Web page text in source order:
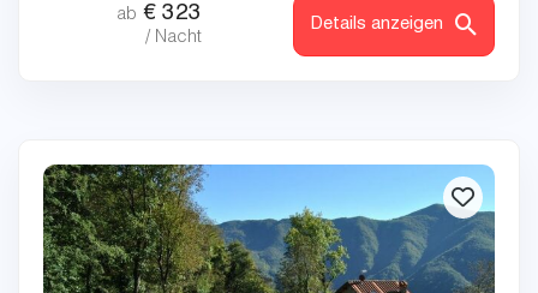
ab € 323
/ Nacht
Details anzeigen